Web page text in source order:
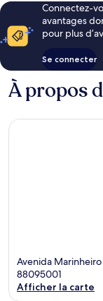
Connectez-
avantages
pour plus
Se connecter
À propos
Avenida Marinheiro
88095001
Afficher la carte